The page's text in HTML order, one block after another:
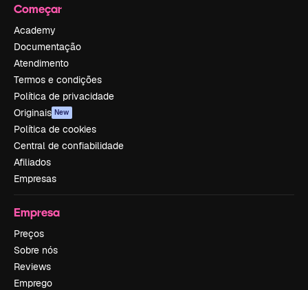
Começar
Academy
Documentação
Atendimento
Termos e condições
Política de privacidade
Originais New
Política de cookies
Central de confiabilidade
Afiliados
Empresas
Empresa
Preços
Sobre nós
Reviews
Emprego